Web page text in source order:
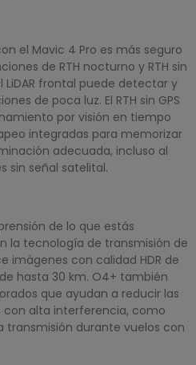
el Mavic 4 Pro es más seguro
de RTH nocturno y RTH sin
LiDAR frontal puede detectar y
de poca luz. El RTH sin GPS
por visión en tiempo
integradas para memorizar
adecuada, incluso al
sin señal satelital.
de lo que estás
la tecnología de transmisión de
imágenes con calidad HDR de
hasta 30 km. O4+ también
que ayudan a reducir las
con alta interferencia, como
transmisión durante vuelos con